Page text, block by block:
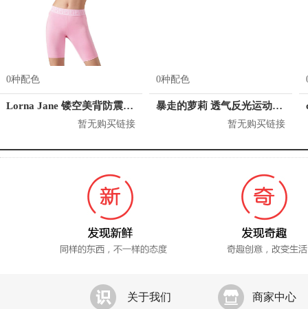
0种配色
Lorna Jane 镂空美背防震运动内衣 121942
暂无购买链接
0种配色
暴走的萝莉 透气反光运动长裤
暂无购买链接
关于我们 商家中心